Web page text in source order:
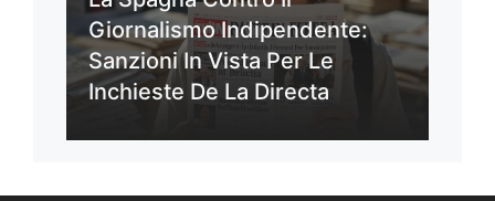
Giornalismo Indipendente:
Sanzioni In Vista Per Le
Inchieste De La Directa